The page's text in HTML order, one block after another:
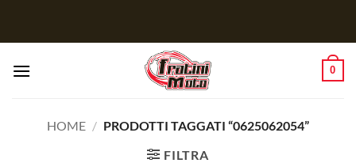
0
HOME / PRODOTTI TAGGATI “0625062054”
FILTRA